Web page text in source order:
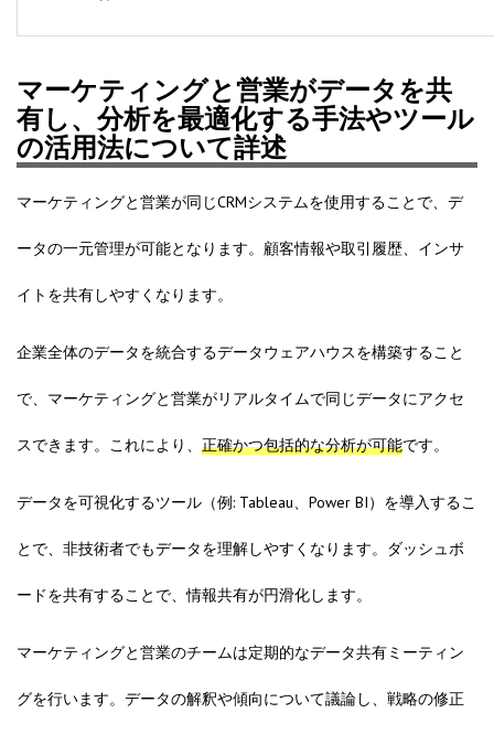
マーケティングと営業がデータを共
有し、分析を最適化する手法やツール
の活用法について詳述
マーケティングと営業が同じCRMシステムを使用することで、デ
ータの一元管理が可能となります。顧客情報や取引履歴、インサ
イトを共有しやすくなります。
企業全体のデータを統合するデータウェアハウスを構築すること
で、マーケティングと営業がリアルタイムで同じデータにアクセ
スできます。これにより、 正確かつ包括的な分析が可能です。
データを可視化するツール（例: Tableau、Power BI）を導入するこ
とで、非技術者でもデータを理解しやすくなります。ダッシュボ
ードを共有することで、情報共有が円滑化します。
マーケティングと営業のチームは定期的なデータ共有ミーティン
グを行います。データの解釈や傾向について議論し、戦略の修正